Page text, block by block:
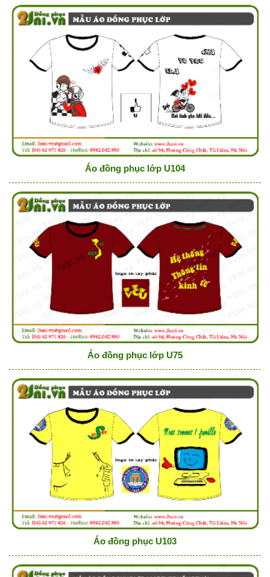
Áo đồng phục lớp U104
Áo đồng phục lớp U75
Áo đồng phục U103